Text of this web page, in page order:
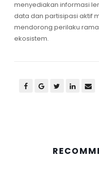
menyediakan informasi
data dan partisipasi aktif
mendorong perilaku
ekosistem.